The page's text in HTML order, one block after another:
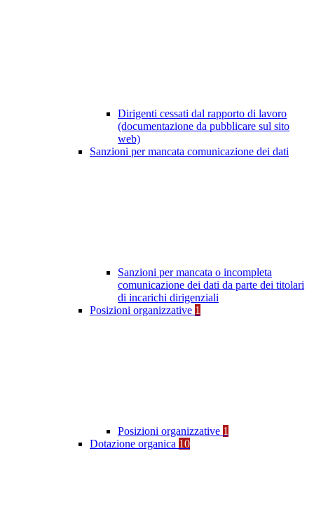
Dirigenti cessati dal rapporto di lavoro
(documentazione da pubblicare sul sito
web)
Sanzioni per mancata comunicazione dei dati
Sanzioni per mancata o incompleta
comunicazione dei dati da parte dei titolari
di incarichi dirigenziali
Posizioni organizzative 1
Posizioni organizzative 1
Dotazione organica 10